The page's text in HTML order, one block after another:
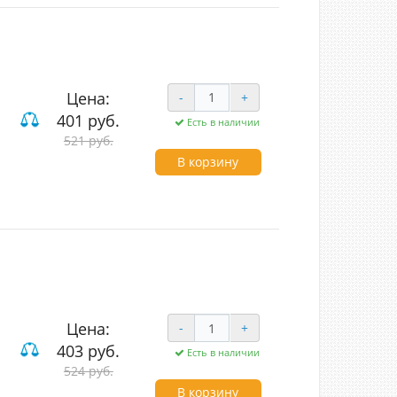
Цена:
401 руб.
521 руб.
- +
Есть в наличии
В корзину
Цена:
403 руб.
524 руб.
- +
Есть в наличии
В корзину